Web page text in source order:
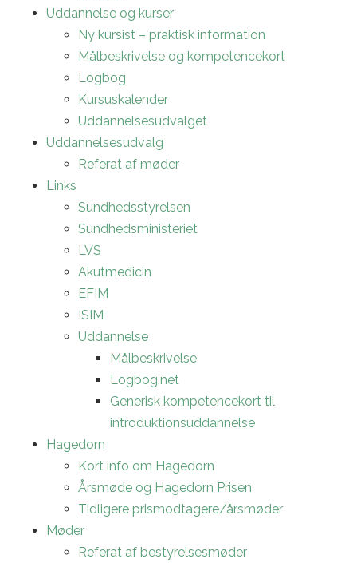
Uddannelse og kurser
Ny kursist – praktisk information
Målbeskrivelse og kompetencekort
Logbog
Kursuskalender
Uddannelsesudvalget
Uddannelsesudvalg
Referat af møder
Links
Sundhedsstyrelsen
Sundhedsministeriet
LVS
Akutmedicin
EFIM
ISIM
Uddannelse
Målbeskrivelse
Logbog.net
Generisk kompetencekort til
introduktionsuddannelse
Hagedorn
Kort info om Hagedorn
Årsmøde og Hagedorn Prisen
Tidligere prismodtagere/årsmøder
Møder
Referat af bestyrelsesmøder